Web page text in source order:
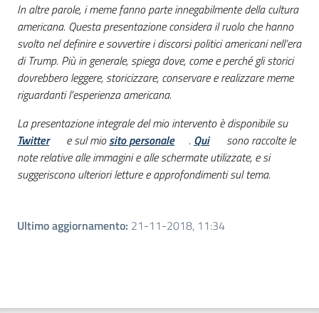
In altre parole, i meme fanno parte innegabilmente della cultura
americana. Questa presentazione considera il ruolo che hanno
svolto nel definire e sovvertire i discorsi politici americani nell’era
di Trump. Più in generale, spiega dove, come e perché gli storici
dovrebbero leggere, storicizzare, conservare e realizzare meme
riguardanti l'esperienza americana.
La presentazione integrale del mio intervento è disponibile su
Twitter
e sul miosito personale . Qui
sono raccolte le
note relative alle immagini e alle schermate utilizzate, e si
suggeriscono ulteriori letture e approfondimenti sul tema.
Ultimo aggiornamento: 21-11-2018, 11:34